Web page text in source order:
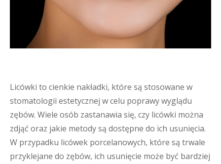
Licówki to cienkie nakładki, które są stosowane w
stomatologii estetycznej w celu poprawy wyglądu
zębów. Wiele osób zastanawia się, czy licówki można
zdjąć oraz jakie metody są dostępne do ich usunięcia.
W przypadku licówek porcelanowych, które są trwale
przyklejane do zębów, ich usunięcie może być bardziej